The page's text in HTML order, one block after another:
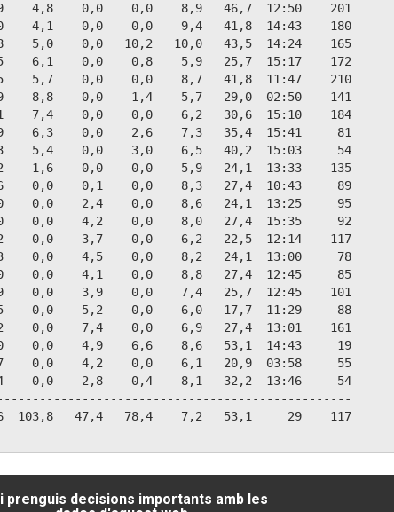
4,8    0,0    0,0    8,9   46,7  12:50    201
4,1    0,0    0,0    9,4   41,8  14:43    180
5,0    0,0   10,2   10,0   43,5  14:24    165
6,1    0,0    0,8    5,9   25,7  15:17    172
5,7    0,0    0,0    8,7   41,8  11:47    210
8,8    0,0    1,4    5,7   29,0  02:50    141
7,4    0,0    0,0    6,2   30,6  15:10    184
6,3    0,0    2,6    7,3   35,4  15:41     81
5,4    0,0    3,0    6,5   40,2  15:03     54
1,6    0,0    0,0    5,9   24,1  13:33    135
0,0    0,1    0,0    8,3   27,4  10:43     89
0,0    2,4    0,0    8,6   24,1  13:25     95
0,0    4,2    0,0    8,0   27,4  15:35     92
0,0    3,7    0,0    6,2   22,5  12:14    117
0,0    4,5    0,0    8,2   24,1  13:00     78
0,0    4,1    0,0    8,8   27,4  12:45     85
0,0    3,9    0,0    7,4   25,7  12:45    101
0,0    5,2    0,0    6,0   17,7  11:29     88
0,0    7,4    0,0    6,9   27,4  13:01    161
0,0    4,9    6,6    8,6   53,1  14:43     19
0,0    4,2    0,0    6,1   20,9  03:58     55
0,0    2,8    0,4    8,1   32,2  13:46     54
103,8   47,4   78,4    7,2   53,1     29    117
prenguis decisions importants amb les